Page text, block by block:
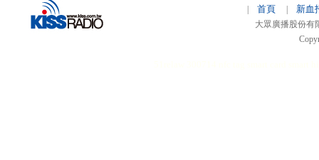
首頁 新血
大眾廣播股份有